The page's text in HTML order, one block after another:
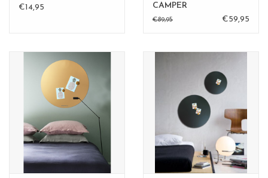
€14,95
CAMPER
€89,95 €59,95